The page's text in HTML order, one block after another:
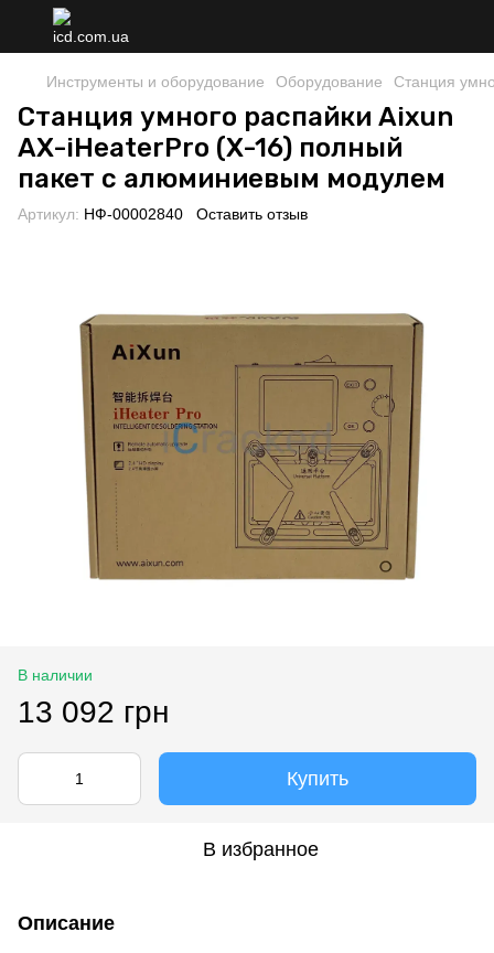
Инструменты и оборудование Оборудование Станция
Станция умного распайки Aixun
AX-iHeaterPro (X-16) полный
пакет с алюминиевым модулем
Артикул: НФ-00002840 Оставить отзыв
В наличии
13 092 грн
Купить
В избранное
Описание